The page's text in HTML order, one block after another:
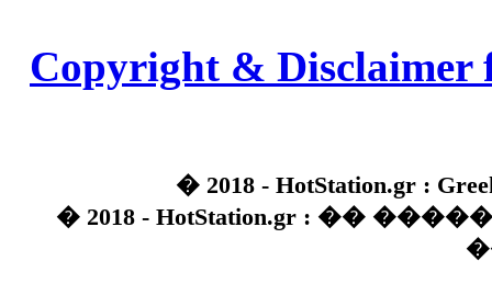
Copyright & Disclaimer
� 2018 - HotStation.gr :
� 2018 - HotStation.gr : ��